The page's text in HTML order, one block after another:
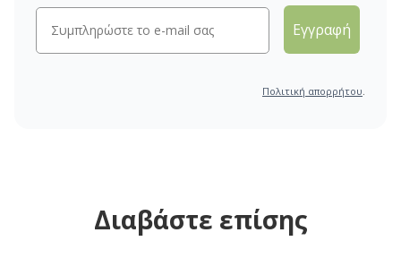
Εγγραφή
Πολιτική απορρήτου.
Διαβάστε επίσης